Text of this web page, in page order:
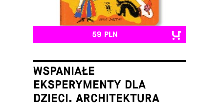
59 PLN
WSPANIAŁE
EKSPERYMENTY DLA
DZIECI. ARCHITEKTURA